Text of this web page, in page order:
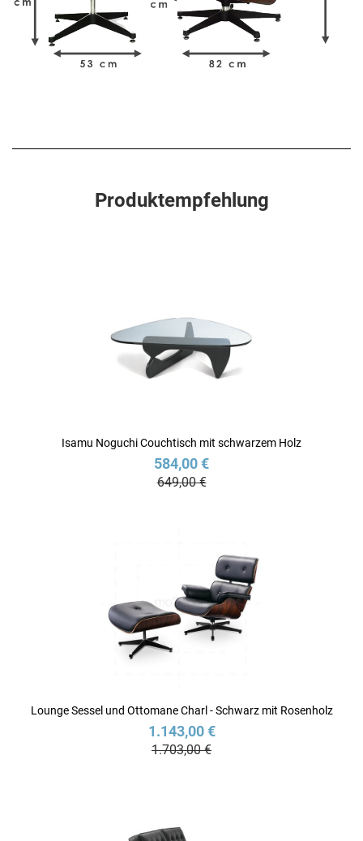
Produktempfehlung
Isamu Noguchi Couchtisch mit schwarzem Holz
584,00 €
649,00 €
Lounge Sessel und Ottomane Charl - Schwarz mit Rosenholz
1.143,00 €
1.703,00 €